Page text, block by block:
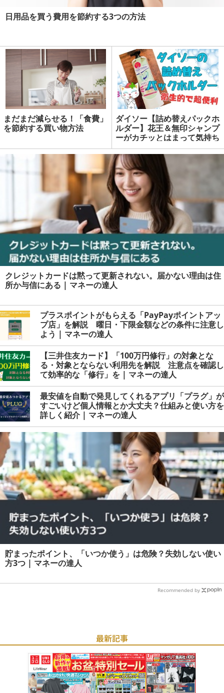
日用品を買う費用を節約する3つの方法
まだまだ減らせる！「食費」
を節約する買い物方法
ダイソー【詰め替えパックホ
ルダー】花王＆無印シャンプ
ーがカチッとはまって気持ち
いい！画像付き手順あり | マ
ネーの達人
クレジットカードは黙って更新されない。届かない理由は住
所か与信にある | マネーの達人
プラスポイントがもらえる「PayPayポイントアッ
プ店」を解説 曜日・下限金額などの条件に注意し
よう | マネーの達人
【三井住友カード】「100万円修行」の対象とな
る・対象とならない利用先を解説 注意点を確認し
て効率的な「修行」を | マネーの達人
最安値を自動で発見してくれるアプリ「プラグ」が
すごいけど個人情報とか大丈夫？仕組みと使い方を
詳しく紹介 | マネーの達人
貯まったポイント、「いつか使う」は危険？失効しない使い
方3つ | マネーの達人
Recommended by
最新記事